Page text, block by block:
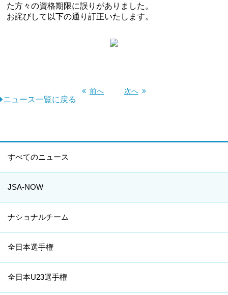
た方々の資格期限に誤りがありました。
お詫びして以下の通り訂正いたします。
前へ 次へ
ニュース一覧に戻る
すべてのニュース
JSA-NOW
ナショナルチーム
全日本選手権
全日本U23選手権